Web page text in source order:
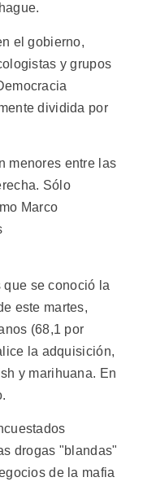
el gobierno,
y grupos
dividida por
menores entre las
Sólo
Marco
se conoció la
este martes,
(68,1 por
la adquisición,
y marihuana. En
drogas "blandas"
de la mafia